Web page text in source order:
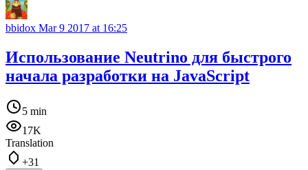
bbidox Mar 9 2017 at 16:25
Использование Neutrino для быстрого
начала разработки на JavaScript
5 min
17K
Translation
+31